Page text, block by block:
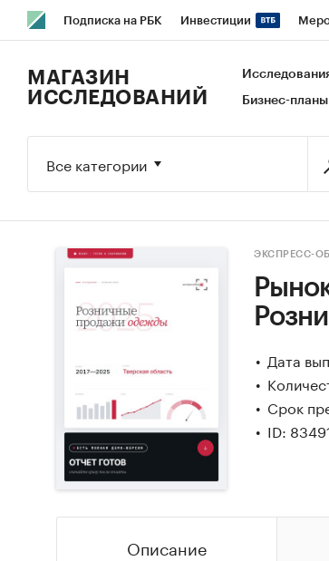
Подписка на РБК Инвестиции
Исследования Кредитные рейтинги
МАГАЗИН
ИССЛЕДОВАНИЙ
Бизнес-планы
Все категории
ЭКСПРЕСС-
Дата
Срок
ID:
Описание